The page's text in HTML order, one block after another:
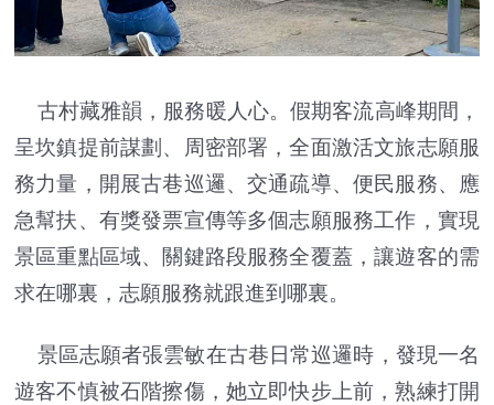
古村藏雅韻，服務暖人心。假期客流高峰期間，
呈坎鎮提前謀劃、周密部署，全面激活文旅志願服
務力量，開展古巷巡邏、交通疏導、便民服務、應
急幫扶、有獎發票宣傳等多個志願服務工作，實現
景區重點區域、關鍵路段服務全覆蓋，讓遊客的需
求在哪裏，志願服務就跟進到哪裏。
景區志願者張雲敏在古巷日常巡邏時，發現一名
遊客不慎被石階擦傷，她立即快步上前，熟練打開